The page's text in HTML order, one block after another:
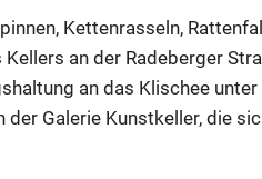
Kettenrasseln,
an der Radeberger
an das Klischee
der Galerie Kunstkeller, die